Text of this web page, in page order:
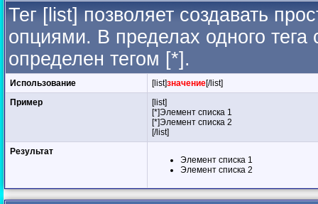
Тег [list] позволяет создавать
опциями. В пределах одного
определен тегом [*].
Использование [list]значение[/list]
Пример
[list]
[*]Элемент списка 1
[*]Элемент списка 2
[/list]
Результат
Элемент списка 1
Элемент списка 2